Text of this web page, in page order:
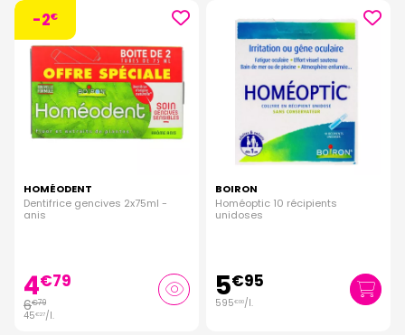
-2€
HOMÉODENT
Dentifrice gencives 2x75ml -
anis
4€79
6€79
45€27/l.
BOIRON
Homéoptic 10 récipients
unidoses
5€95
595€00/l.